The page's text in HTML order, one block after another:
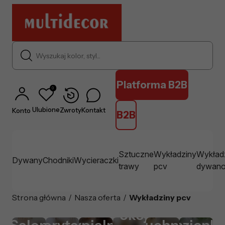
Wyszukaj kolor, styl...
Konto
0
UlubioneZwrotyKontakt
Platforma B2B
B2B
DywanyChodnikiWycieraczki
Sztuczne
trawy
Wykładziny
pcv
Strona główna / Nasza oferta / Wykładziny pcv
Pokój